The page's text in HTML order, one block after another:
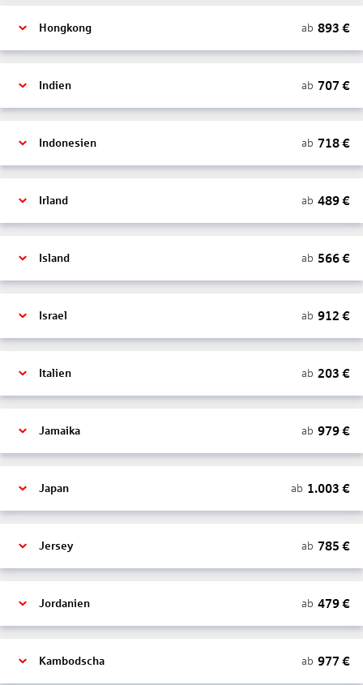
Hongkong ab 893 €
Indien ab 707 €
Indonesien ab 718€
Irland ab 489€
Island ab 566€
Israel ab 912 €
Italien ab 203 €
Jamaika ab 979€
Japan ab 1.003 €
Jersey ab 785 €
Jordanien ab 479€
Kambodscha ab 977 €